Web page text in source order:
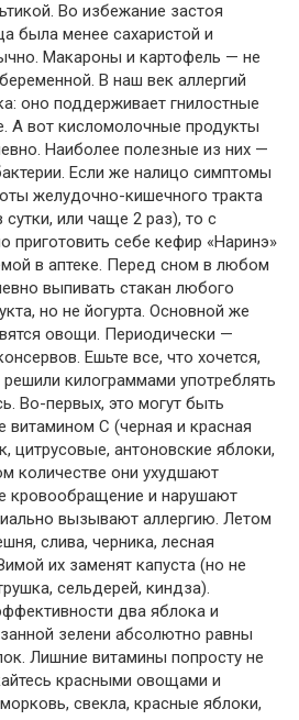
Во избежание застоя
была менее сахаристой и
Макароны и картофель — не
В наш век аллергий
оно поддерживает гнилостные
А вот кисломолочные продукты
Наиболее полезные из них —
Если же налицо симптомы
желудочно-кишечного тракта
или чаще 2 раз), то с
себе кефир «Наринэ»
в аптеке. Перед сном в любом
выпивать стакан любого
но не йогурта. Основной же
овощи. Периодически —
Ешьте все, что хочется,
килограммами употреблять
Во-первых, это могут быть
витамином С (черная и красная
цитрусовые, антоновские яблоки,
количестве они ухудшают
кровообращение и нарушают
вызывают аллергию. Летом
слива, черника, лесная
их заменят капуста (но не
сельдерей, киндза).
два яблока и
зелени абсолютно равны
Лишние витамины попросту не
красными овощами и
свекла, красные яблоки,